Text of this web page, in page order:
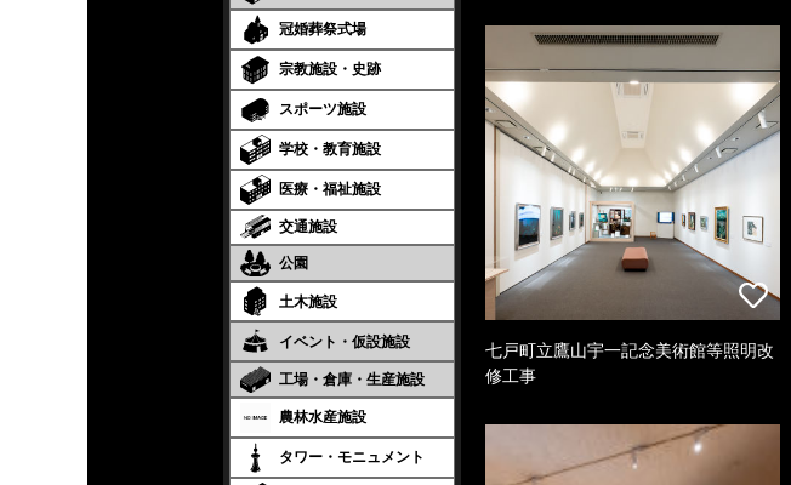
冠婚葬祭式場
宗教施設・史跡
スポーツ施設
学校・教育施設
医療・福祉施設
交通施設
公園
土木施設
イベント・仮設施設
工場・倉庫・生産施設
農林水産施設
タワー・モニュメント
七戸町立鷹山宇一記念美術館等照明改
修工事